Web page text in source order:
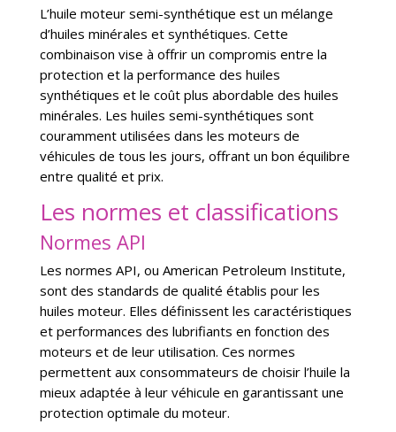
L’huile moteur semi-synthétique est un mélange
d’huiles minérales et synthétiques. Cette
combinaison vise à offrir un compromis entre la
protection et la performance des huiles
synthétiques et le coût plus abordable des huiles
minérales. Les huiles semi-synthétiques sont
couramment utilisées dans les moteurs de
véhicules de tous les jours, offrant un bon équilibre
entre qualité et prix.
Les normes et classifications
Normes API
Les normes API, ou American Petroleum Institute,
sont des standards de qualité établis pour les
huiles moteur. Elles définissent les caractéristiques
et performances des lubrifiants en fonction des
moteurs et de leur utilisation. Ces normes
permettent aux consommateurs de choisir l’huile la
mieux adaptée à leur véhicule en garantissant une
protection optimale du moteur.